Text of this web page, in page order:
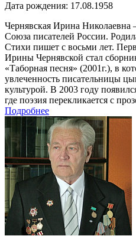
Дата рождения: 17.08.1958
Чернявская Ирина Николаевна
Союза писателей России.
Стихи пишет с восьми лет.
Ирины Чернявской стал
«Таборная песня» (2001г.), в
увлеченность писательницы
культурой. В 2003 году
где поэзия перекликается с
Подробнее